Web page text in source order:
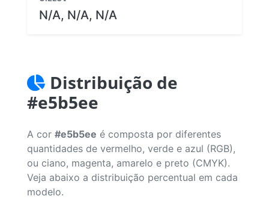
N/A, N/A, N/A
Distribuição de
#e5b5ee
A cor #e5b5ee é composta por diferentes
quantidades de vermelho, verde e azul (RGB),
ou ciano, magenta, amarelo e preto (CMYK).
Veja abaixo a distribuição percentual em cada
modelo.